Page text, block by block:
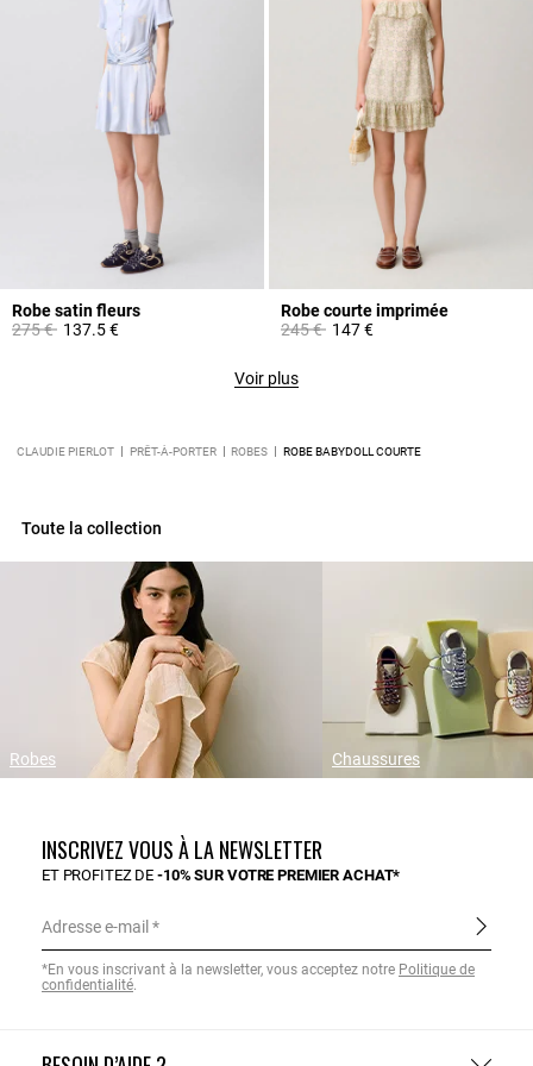
Robe satin fleurs
Prix réduit à partir de
275 €à137.5 €
Robe courte imprimée
Prix réduit à partir de
245 €à147 €
Voir plus
CLAUDIE PIERLOT PRÊT-À-PORTER ROBES ROBE BABYDOLL COURTE
Toute la collection
Robes Chaussures
INSCRIVEZ VOUS À LA NEWSLETTER
ET PROFITEZ DE-10% SUR VOTRE PREMIER ACHAT*
Adresse e-mail
*En vous inscrivant à la newsletter, vous acceptez notre Politique de
confidentialité.